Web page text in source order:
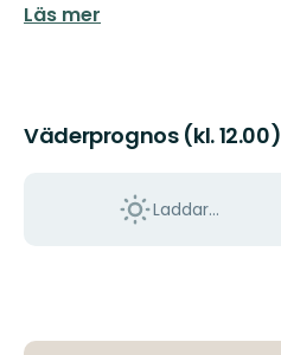
Läs mer
Väderprognos (kl. 12.00)
Laddar...